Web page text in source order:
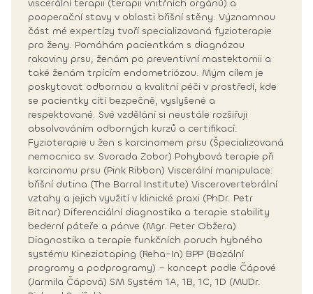
viscerální terapii (terapii vnitřních orgánů) a
pooperační stavy v oblasti břišní stěny. Významnou
část mé expertízy tvoří specializovaná fyzioterapie
pro ženy. Pomáhám pacientkám s diagnózou
rakoviny prsu, ženám po preventivní mastektomii a
také ženám trpícím endometriózou. Mým cílem je
poskytovat odbornou a kvalitní péči v prostředí, kde
se pacientky cítí bezpečně, vyslyšené a
respektované. Své vzdělání si neustále rozšiřuji
absolvováním odborných kurzů a certifikací:
Fyzioterapie u žen s karcinomem prsu (Špecializovaná
nemocnica sv. Svorada Zobor) Pohybová terapie při
karcinomu prsu (Pink Ribbon) Viscerální manipulace:
břišní dutina (The Barral Institute) Viscerovertebrální
vztahy a jejich využití v klinické praxi (PhDr. Petr
Bitnar) Diferenciální diagnostika a terapie stability
bederní páteře a pánve (Mgr. Peter Obžera)
Diagnostika a terapie funkčních poruch hybného
systému Kineziotaping (Reha-In) BPP (Bazální
programy a podprogramy) – koncept podle Čápové
(Jarmila Čápová) SM Systém 1A, 1B, 1C, 1D (MUDr.